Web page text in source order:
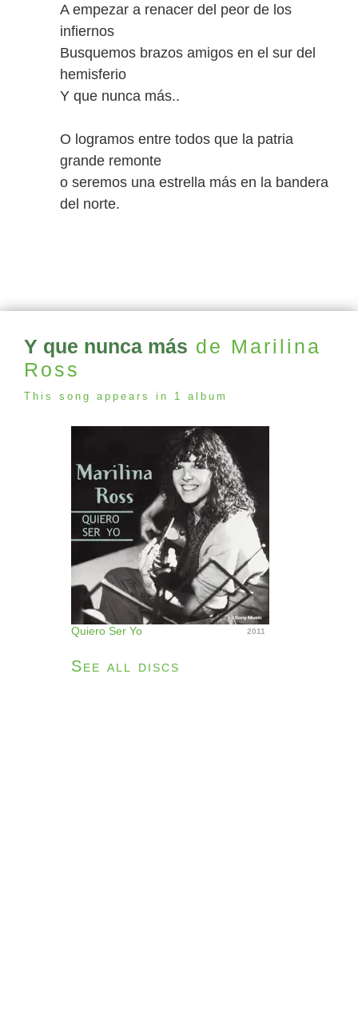
A empezar a renacer del peor de los
infiernos
Busquemos brazos amigos en el sur del
hemisferio
Y que nunca más..
O logramos entre todos que la patria
grande remonte
o seremos una estrella más en la bandera
del norte.
Y que nunca más de Marilina
Ross
This song appears in 1 album
Quiero Ser Yo 2011
See all discs